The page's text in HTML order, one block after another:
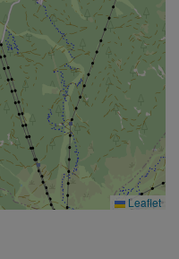
Leaflet